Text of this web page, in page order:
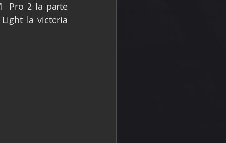
Pro 2 la parte
la victoria